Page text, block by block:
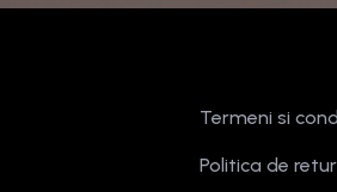
Termeni si
Politica de retur